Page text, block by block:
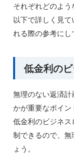
それぞれどのよ
以下で詳しく見
れる際の参考にし
低金利の
無理のない返済
かが重要なポイン
低金利のビジネ
制できるので、
ょう。